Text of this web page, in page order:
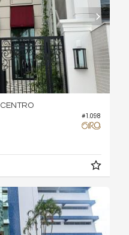
#1.098
CENTRO